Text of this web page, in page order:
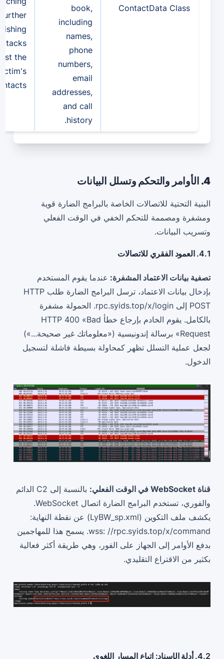
ContactData Class
book,
including
names,
phone
numbers,
email
addresses,
and call
history.
further
the
4. الأوامر والتحكم وتسلل البيانات
البنية التحتية للاتصالات الخاصة بالبرامج الضارة قوية
ومشفرة ومصممة للتحكم الخفي في الوقت الفعلي
وتسريب البيانات.
4.1. العمود الفقري للاتصالات
تصفية بيانات الاعتماد المشفرة: عندما يقوم المستخدم
بإدخال بيانات الاعتماد، ترسل البرامج الضارة طلب HTTP
POST إلى rpc.syids.top/x/login. الحمولة مشفرة
بالكامل. يقوم الخادم بإرجاع خطأ HTTP 400 «Bad
Request» برسالة إندونيسية («معلوماتك غير صحيحة...»)
لجعل عملية التسلل تظهر كمحاولة بسيطة فاشلة لتسجيل
الدخول.
قناة WebSocket في الوقت الفعلي:
بالنسبة إلى C2 الدائم
والفوري، تستخدم البرامج الضارة اتصال WebSocket.
يكشف ملف التكوين (LyBW_sp.xml) عن نقطة النهاية:
wss: //rpc.syids.top/x/command. يسمح هذا للمهاجمين
بدفع الأوامر إلى الجهاز على الفور، وهي طريقة أكثر فعالية
بكثير من الاقتراع التقليدي.
4.2. أدلة الإسناد: اتباع المسار اللغوي